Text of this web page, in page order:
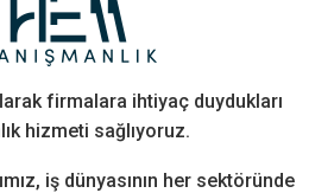
firmalara ihtiyaç duydukları
hizmeti sağlıyoruz.
iş dünyasının her sektöründe